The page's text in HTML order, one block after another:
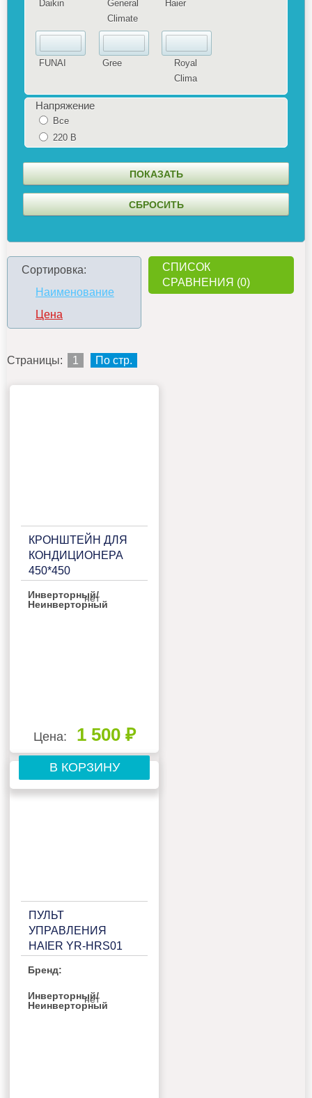
Daikin
FUNAI
General
Climate
Gree
Haier
Royal
Clima
Напряжение
Все
220 В
Сортировка:
Наименование
Цена
СПИСОК
СРАВНЕНИЯ (0)
Страницы: 1 По стр.
КРОНШТЕЙН ДЛЯ
КОНДИЦИОНЕРА
450*450
Инверторный/
Неинверторный
нет
Цена: 1 500 ₽
В КОРЗИНУ
ПУЛЬТ
УПРАВЛЕНИЯ
HAIER YR-HRS01
Бренд:
Инверторный/
Неинверторный
нет